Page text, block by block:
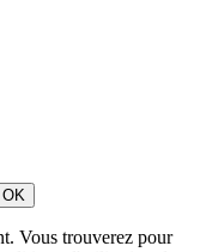
Vous trouverez pour